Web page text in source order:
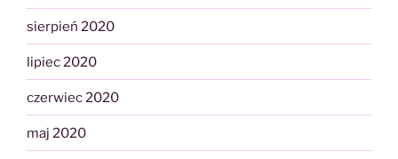
sierpień 2020
lipiec 2020
czerwiec 2020
maj 2020